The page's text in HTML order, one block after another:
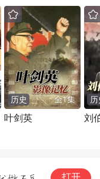
历史 全1集
叶剑英 刘